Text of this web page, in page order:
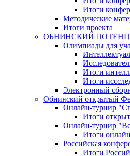
Итоги
Методические
Итоги проекта
ОБНИНСКИЙ
Олимпиады для
Итоги
Итоги
Электронный
Обнинский открытый
Онлайн-турнир
Итоги
Онлайн-турнир
Итоги
Российская
Итоги